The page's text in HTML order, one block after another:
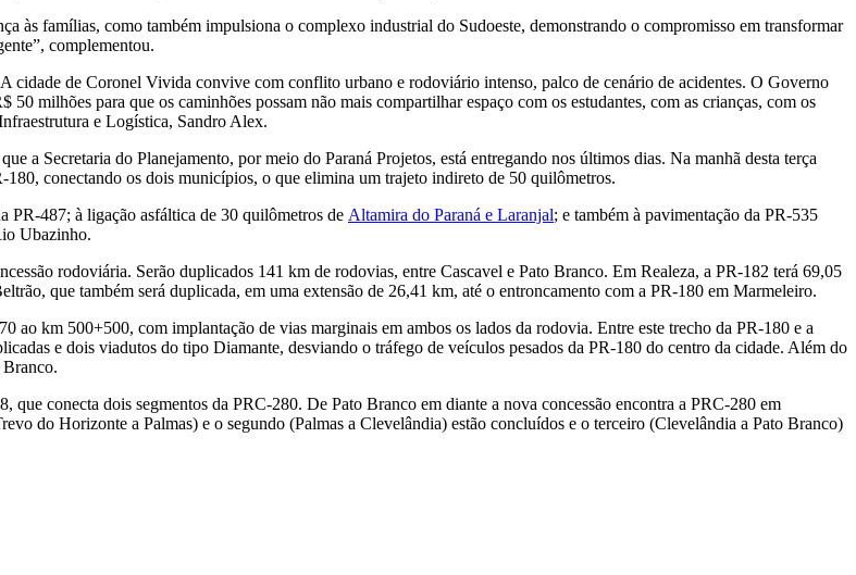
às famílias, como também impulsiona o complexo industrial do Sudoeste, demonstrando o compromisso em transformar
complementou.
cidade de Coronel Vivida convive com conflito urbano e rodoviário intenso, palco de cenário de acidentes. O Governo
milhões para que os caminhões possam não mais compartilhar espaço com os estudantes, com as crianças, com os
e Logística, Sandro Alex.
a Secretaria do Planejamento, por meio do Paraná Projetos, está entregando nos últimos dias. Na manhã desta terça
180, conectando os dois municípios, o que elimina um trajeto indireto de 50 quilômetros.
PR-487; à ligação asfáltica de 30 quilômetros de Altamira do Paraná e Laranjal; e também à pavimentação da PR-535
Ubazinho.
rodoviária. Serão duplicados 141 km de rodovias, entre Cascavel e Pato Branco. Em Realeza, a PR-182 terá 69,05
que também será duplicada, em uma extensão de 26,41 km, até o entroncamento com a PR-180 em Marmeleiro.
km 500+500, com implantação de vias marginais em ambos os lados da rodovia. Entre este trecho da PR-180 e a
e dois viadutos do tipo Diamante, desviando o tráfego de veículos pesados da PR-180 do centro da cidade. Além do
Branco.
conecta dois segmentos da PRC-280. De Pato Branco em diante a nova concessão encontra a PRC-280 em
do Horizonte a Palmas) e o segundo (Palmas a Clevelândia) estão concluídos e o terceiro (Clevelândia a Pato Branco)